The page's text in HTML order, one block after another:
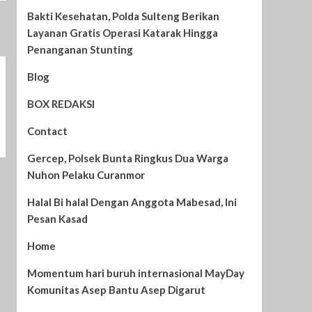
Bakti Kesehatan, Polda Sulteng Berikan
Layanan Gratis Operasi Katarak Hingga
Penanganan Stunting
Blog
BOX REDAKSI
Contact
Gercep, Polsek Bunta Ringkus Dua Warga
Nuhon Pelaku Curanmor
Halal Bi halal Dengan Anggota Mabesad, Ini
Pesan Kasad
Home
Momentum hari buruh internasional MayDay
Komunitas Asep Bantu Asep Digarut